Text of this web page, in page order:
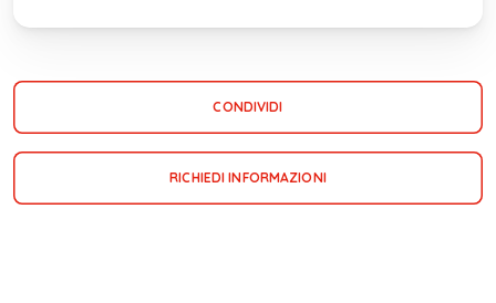
CONDIVIDI
RICHIEDI INFORMAZIONI